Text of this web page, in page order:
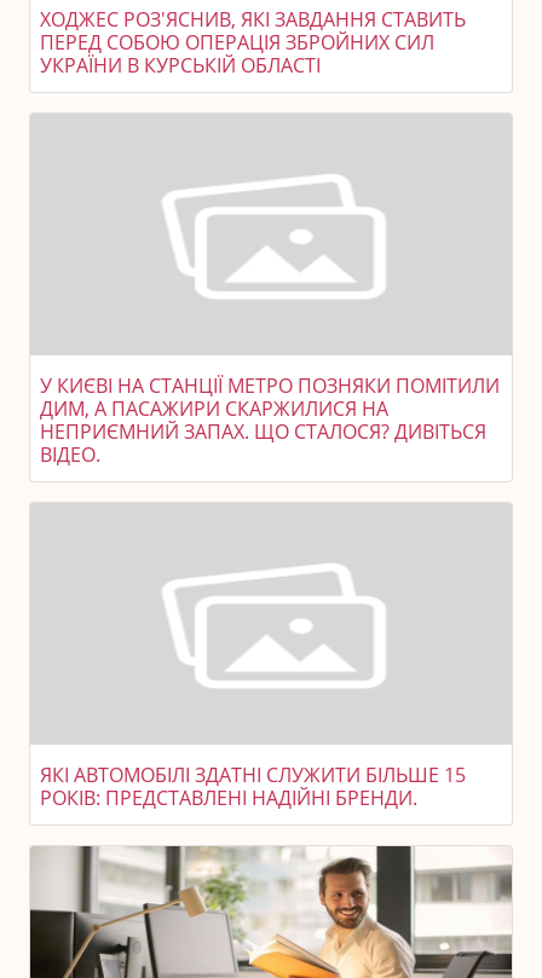
ХОДЖЕС РОЗ'ЯСНИВ, ЯКІ ЗАВДАННЯ СТАВИТЬ
ПЕРЕД СОБОЮ ОПЕРАЦІЯ ЗБРОЙНИХ СИЛ
УКРАЇНИ В КУРСЬКІЙ ОБЛАСТІ
У КИЄВІ НА СТАНЦІЇ МЕТРО ПОЗНЯКИ ПОМІТИЛИ
ДИМ, А ПАСАЖИРИ СКАРЖИЛИСЯ НА
НЕПРИЄМНИЙ ЗАПАХ. ЩО СТАЛОСЯ? ДИВІТЬСЯ
ВІДЕО.
ЯКІ АВТОМОБІЛІ ЗДАТНІ СЛУЖИТИ БІЛЬШЕ 15
РОКІВ: ПРЕДСТАВЛЕНІ НАДІЙНІ БРЕНДИ.